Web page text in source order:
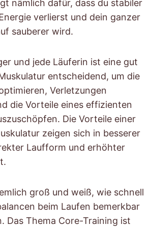
nämlich dafür, dass du stabiler
verlierst und dein ganzer
sauberer wird.
und jede Läuferin ist eine gut
entscheidend, um die
Verletzungen
die Vorteile eines effizienten
Die Vorteile einer
zeigen sich in besserer
Laufform und erhöhter
groß und weiß, wie schnell
beim Laufen bemerkbar
Das Thema Core-Training ist